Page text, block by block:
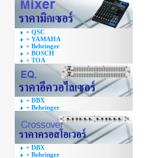
+ QSC
+ YAMAHA
+ Behringer
+ BOSCH
+ TOA
+ DBX
+ Behringer
+ DBX
+ Behringer